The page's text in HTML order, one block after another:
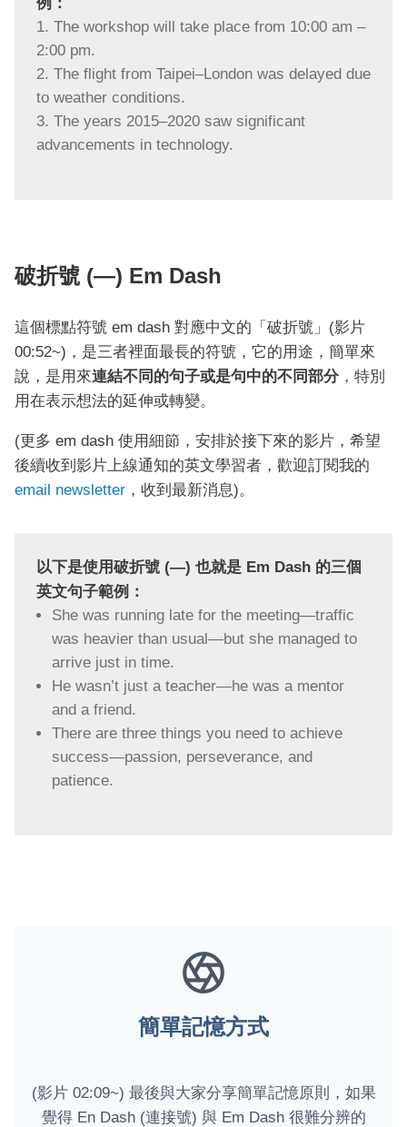
The workshop will take place from 10:00 am –
2:00 pm.
The flight from Taipei–London was delayed due
to weather conditions.
The years 2015–2020 saw significant
advancements in technology.
破折號 (—) Em Dash
這個標點符號 em dash 對應中文的「破折號」(影片
00:52~)，是三者裡面最長的符號，它的用途，簡單來
說，是用來連結不同的句子或是句中的不同部分 ，特別
用在表示想法的延伸或轉變。
(更多 em dash 使用細節，安排於接下來的影片，希望
後續收到影片上線通知的英文學習者，歡迎訂閱我的
email newsletter ，收到最新消息)。
以下是使用破折號 (—) 也就是 Em Dash 的三個
英文句子範例：
She was running late for the meeting—traffic
was heavier than usual—but she managed to
arrive just in time.
He wasn’t just a teacher—he was a mentor
and a friend.
There are three things you need to achieve
success—passion, perseverance, and
patience.
簡單記憶方式
(影片 02:09~) 最後與大家分享簡單記憶原則，如果
覺得 En Dash (連接號) 與 Em Dash 很難分辨的